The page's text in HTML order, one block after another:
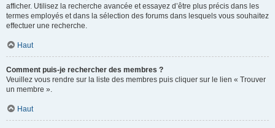
afficher. Utilisez la recherche avancée et essayez d’être plus précis dans les
termes employés et dans la sélection des forums dans lesquels vous souhaitez
effectuer une recherche.
Haut
Comment puis-je rechercher des membres ?
Veuillez vous rendre sur la liste des membres puis cliquer sur le lien « Trouver
un membre ».
Haut